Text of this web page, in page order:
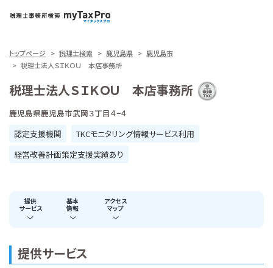
トップページ 税理士検索 鹿児島県
鹿児島市
税理士法人ＳＩＫＯＵ 本店事務所
税理士法人ＳＩＫＯＵ 本店事務所
鹿児島県鹿児島市武岡３丁目４−４
認定支援機関
TKCモニタリング情報サービス利用
経営改善計画策定支援実績あり
提供
サービス
基本
情報
アクセス
マップ
提供サービス